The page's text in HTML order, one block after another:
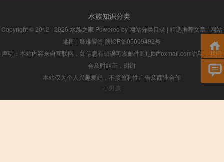
水族知识分类
Copyright © 2012 - 2026 水族之家 Powered by 网站分类目录 | 精选推荐文章 | 网站
地图 | 疑难解答 陕ICP备05009492号
声明：本站内容来自互联网，如信息有错误可发邮件到f_fb#foxmail.com说明，我们
会及时纠正，谢谢
本站仅为个人兴趣爱好，不接盈利性广告及商业合作
小男孩